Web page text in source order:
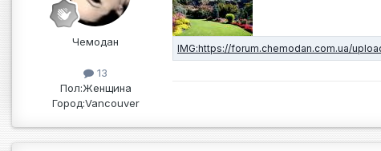
Чемодан
13
Пол:Женщина
Город:Vancouver